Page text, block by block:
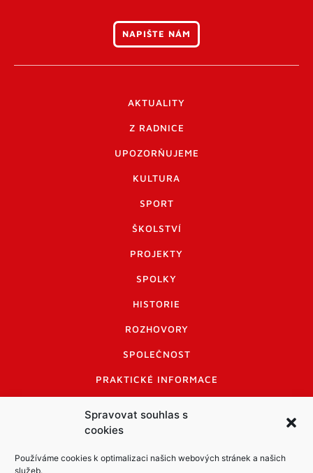
Spravovat souhlas s
cookies
Používáme cookies k optimalizaci našich webových stránek a našich
služeb.
NAPIŠTE NÁM
AKTUALITY
Z RADNICE
UPOZORŇUJEME
KULTURA
SPORT
ŠKOLSTVÍ
PROJEKTY
SPOLKY
HISTORIE
ROZHOVORY
SPOLEČNOST
PRAKTICKÉ INFORMACE
INFORMACE A KODEX DISKUTUJÍCÍCH
LOGO A LOGO MANUÁL